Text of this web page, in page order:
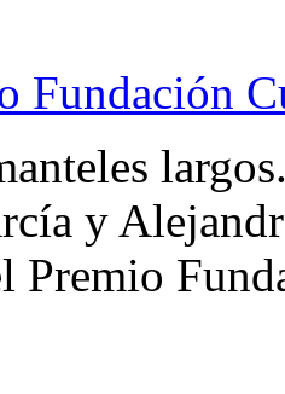
Fundación
y
Premio